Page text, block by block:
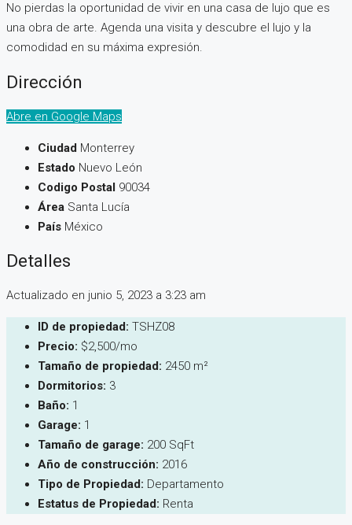
No pierdas la oportunidad de vivir en una casa de lujo que es
una obra de arte. Agenda una visita y descubre el lujo y la
comodidad en su máxima expresión.
Dirección
Abre en Google Maps
Ciudad Monterrey
Estado Nuevo León
Codigo Postal 90034
Área Santa Lucía
País México
Detalles
Actualizado en junio 5, 2023 a 3:23 am
ID de propiedad: TSHZ08
Precio: $2,500/mo
Tamaño de propiedad: 2450 m²
Dormitorios: 3
Baño: 1
Garage: 1
Tamaño de garage: 200 SqFt
Año de construcción: 2016
Tipo de Propiedad: Departamento
Estatus de Propiedad: Renta